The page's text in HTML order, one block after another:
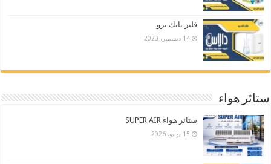
فلتر تانك برو
14 ديسمبر، 2023
ستائر هواء
ستائر هواء SUPER AIR
15 يونيو، 2026